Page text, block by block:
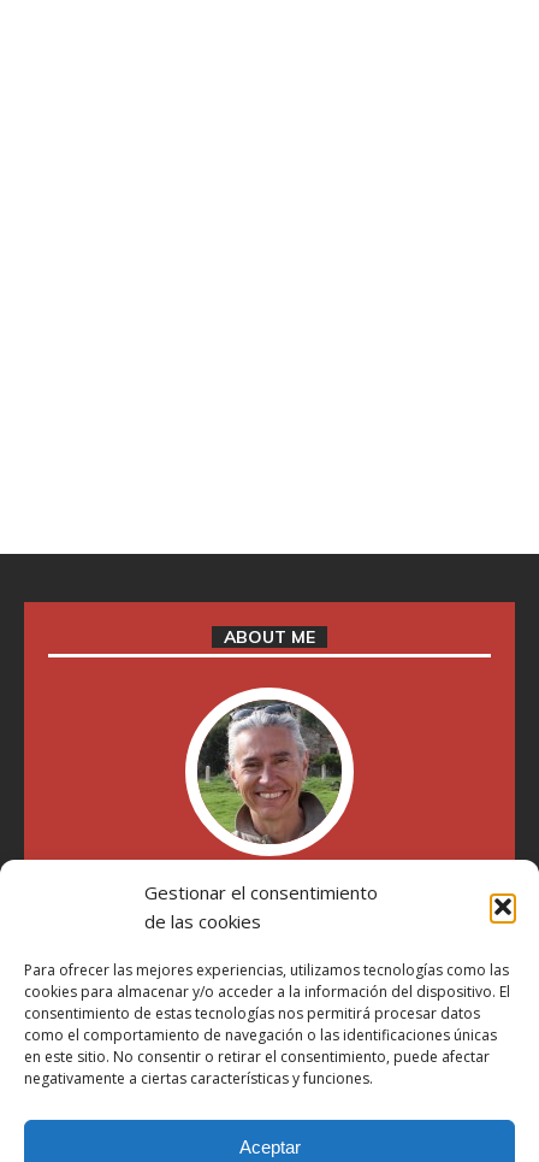
Gestionar el consentimiento
de las cookies
Para ofrecer las mejores experiencias, utilizamos tecnologías como las
cookies para almacenar y/o acceder a la información del dispositivo. El
consentimiento de estas tecnologías nos permitirá procesar datos
como el comportamiento de navegación o las identificaciones únicas
en este sitio. No consentir o retirar el consentimiento, puede afectar
negativamente a ciertas características y funciones.
Aceptar
ABOUT ME
"Soy Manel Hospido, nací en Valencia en 1969 y desde el
año 2007 he escrito sobre motos en distintos medios.
gusta de manera sincera y honesta. Pasa, ponte cómodo y
participa"
Aviso Legal